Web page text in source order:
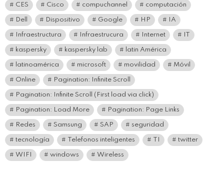
CES Cisco compuchannel computación
Dell Dispositivo Google HP IA
Infraestructura Infraestrucura Internet IT
kaspersky kaspersky lab latin América
latinoamérica microsoft movilidad Móvil
Online Pagination: Infinite Scroll
Pagination: Infinite Scroll (First load via click)
Pagination: Load More Pagination: Page Links
Redes Samsung SAP seguridad
tecnología Telefonos inteligentes TI twitter
WIFI windows Wireless